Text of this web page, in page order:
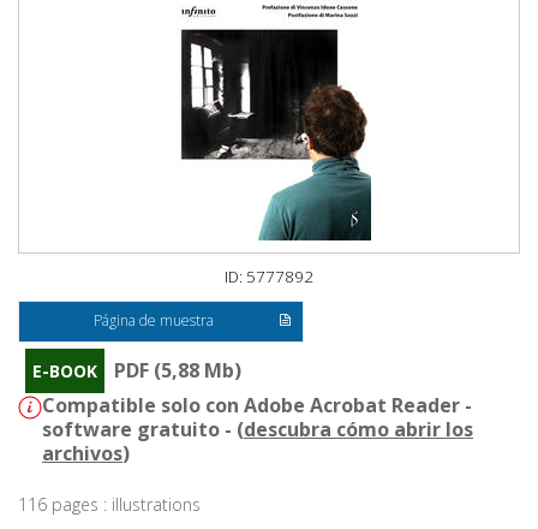
ID: 5777892
Página de muestra
E-BOOK
PDF (5,88 Mb)
Compatible solo con Adobe Acrobat Reader -
software gratuito - (descubra cómo abrir los
archivos)
116 pages : illustrations